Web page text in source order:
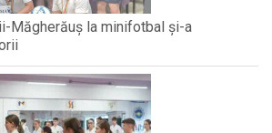
Măgherăuș la minifotbal și-a